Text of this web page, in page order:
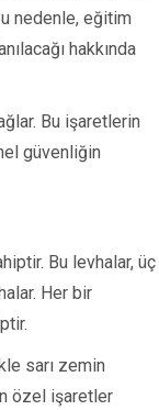
nedenle, eğitim
hakkında
Bu işaretlerin
güvenliğin
Bu levhalar, üç
Her bir
sarı zemin
özel işaretler